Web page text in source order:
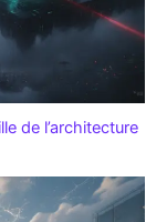
de l’architecture